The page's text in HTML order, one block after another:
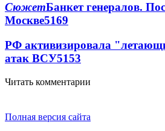
СюжетБанкет генералов.
Москве5169
РФ активизировала
атак ВСУ5153
Читать комментарии
Полная версия сайта